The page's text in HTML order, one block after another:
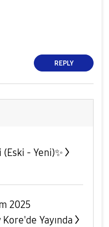
REPLY
- Yeni)✨️
2025
Yayında